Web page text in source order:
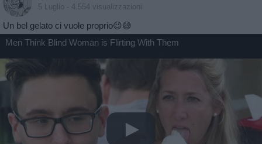
5 Luglio - 4.554 visualizzazioni
Un bel gelato ci vuole proprio😉😅
Men Think Blind Woman is Flirting With Them